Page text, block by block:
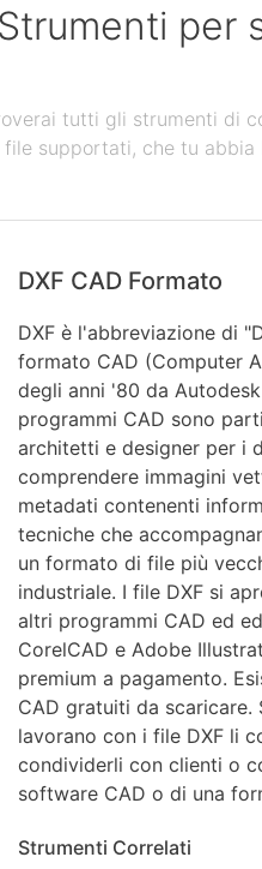
Strumenti per
tutti gli strumenti di
file supportati, che tu abbia
DXF CAD Formato
DXF è l'abbreviazione di
formato CAD (Computer
degli anni '80 da
programmi CAD sono
architetti e designer per i
comprendere immagini
metadati contenenti
tecniche che
un formato di file più
industriale. I file DXF si
altri programmi CAD ed
CorelCAD e Adobe
premium a pagamento.
CAD gratuiti da
lavorano con i file DXF li
condividerli con clienti o
software CAD o di una
Strumenti Correlati